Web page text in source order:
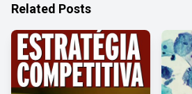
Related Posts